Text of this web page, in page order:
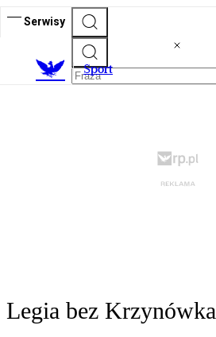
Serwisy
Sport
Legia bez Krzynówka